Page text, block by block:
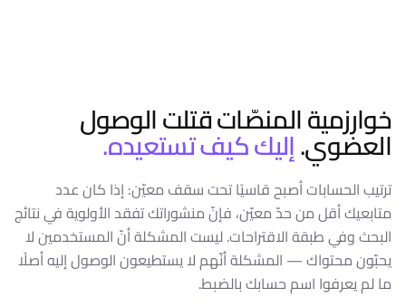
خوارزمية المنصّات قتلت الوصول
العضوي.إليك كيف تستعيده.
ترتيب الحسابات أصبح قاسيًا تحت سقف معيّن: إذا كان عدد
متابعيك أقل من حدّ معيّن، فإنّ منشوراتك تفقد الأولوية في نتائج
البحث وفي طبقة الاقتراحات. ليست المشكلة أنّ المستخدمين لا
يحبّون محتواك — المشكلة أنّهم لا يستطيعون الوصول إليه أصلًا
ما لم يعرفوا اسم حسابك بالضبط.